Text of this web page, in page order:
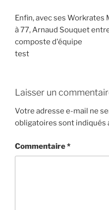
Enfin, avec ses Workrates
à 77, Arnaud Souquet
composte d'équipe
test
Laisser un
Votre adresse e-mail ne
obligatoires sont indiqués
Commentaire*